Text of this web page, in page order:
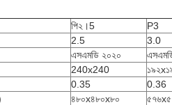
পি২।5 P3
2.5 3.0
এসএমডি ২০২০
240x240
0.35 0.36
৪৮০x৪৮০x৮০